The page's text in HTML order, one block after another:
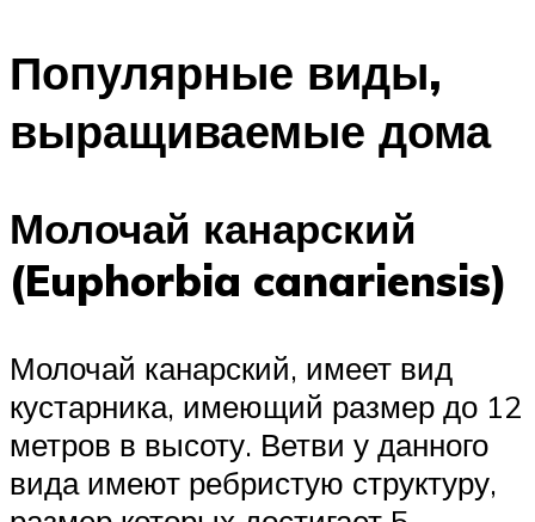
Популярные виды,
выращиваемые дома
Молочай канарский
(Euphorbia canariensis)
Молочай канарский, имеет вид
кустарника, имеющий размер до 12
метров в высоту. Ветви у данного
вида имеют ребристую структуру,